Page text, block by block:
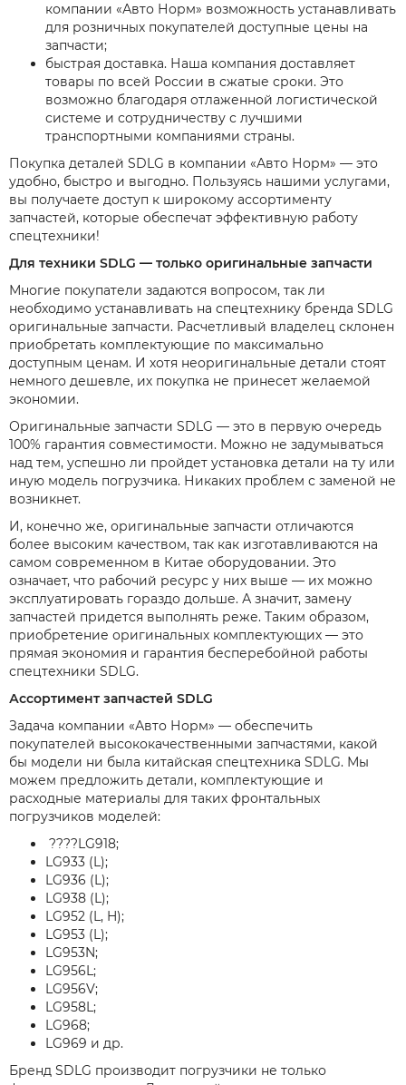
компании «Авто Норм» возможность устанавливать
для розничных покупателей доступные цены на
запчасти;
быстрая доставка. Наша компания доставляет
товары по всей России в сжатые сроки. Это
возможно благодаря отлаженной логистической
системе и сотрудничеству с лучшими
транспортными компаниями страны.
Покупка деталей SDLG в компании «Авто Норм» — это
удобно, быстро и выгодно. Пользуясь нашими услугами,
вы получаете доступ к широкому ассортименту
запчастей, которые обеспечат эффективную работу
спецтехники!
Для техники SDLG — только оригинальные запчасти
Многие покупатели задаются вопросом, так ли
необходимо устанавливать на спецтехнику бренда SDLG
оригинальные запчасти. Расчетливый владелец склонен
приобретать комплектующие по максимально
доступным ценам. И хотя неоригинальные детали стоят
немного дешевле, их покупка не принесет желаемой
экономии.
Оригинальные запчасти SDLG — это в первую очередь
100% гарантия совместимости. Можно не задумываться
над тем, успешно ли пройдет установка детали на ту или
иную модель погрузчика. Никаких проблем с заменой не
возникнет.
И, конечно же, оригинальные запчасти отличаются
более высоким качеством, так как изготавливаются на
самом современном в Китае оборудовании. Это
означает, что рабочий ресурс у них выше — их можно
эксплуатировать гораздо дольше. А значит, замену
запчастей придется выполнять реже. Таким образом,
приобретение оригинальных комплектующих — это
прямая экономия и гарантия бесперебойной работы
спецтехники SDLG.
Ассортимент запчастей SDLG
Задача компании «Авто Норм» — обеспечить
покупателей высококачественными запчастями, какой
бы модели ни была китайская спецтехника SDLG. Мы
можем предложить детали, комплектующие и
расходные материалы для таких фронтальных
погрузчиков моделей:
????LG918;
LG933 (L);
LG936 (L);
LG938 (L);
LG952 (L, H);
LG953 (L);
LG953N;
LG956L;
LG956V;
LG958L;
LG968;
LG969 и др.
Бренд SDLG производит погрузчики не только